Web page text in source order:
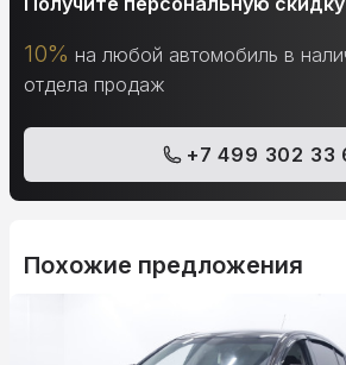
10% на любой автомобиль в
отдела продаж
+7 499 302 33
Похожие предложения